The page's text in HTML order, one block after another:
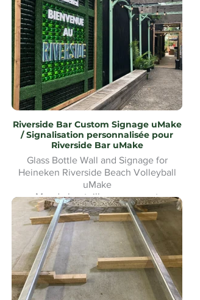
salon de coiffure fabriqués sur mesure
en acrylique noir brillant et aluminium
peint avec éclairage LED
Riverside Bar Custom Signage uMake
/ Signalisation personnalisée pour
Riverside Bar uMake
Glass Bottle Wall and Signage for
Heineken Riverside Beach Volleyball
uMake
Mur de bouteilles en verre et
signalétique pour le Heineken Riverside
Beach Volleyball